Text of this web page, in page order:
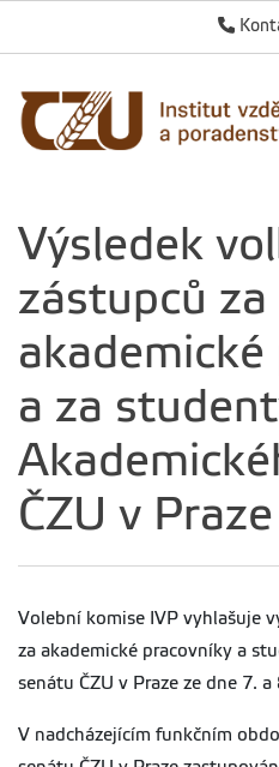
Výsledek
zástupců za
a za
ČZU v Praze
Volební komise IVP vyhlašuje
za akademické pracovníky a
senátu ČZU v Praze ze dne 7.
V nadcházejícím funkčním